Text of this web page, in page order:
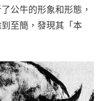
公牛的形象和形態，
至簡，發現其「本